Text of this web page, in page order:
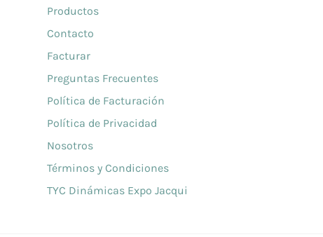
Productos
Contacto
Facturar
Preguntas Frecuentes
Política de Facturación
Política de Privacidad
Nosotros
Términos y Condiciones
TYC Dinámicas Expo Jacqui